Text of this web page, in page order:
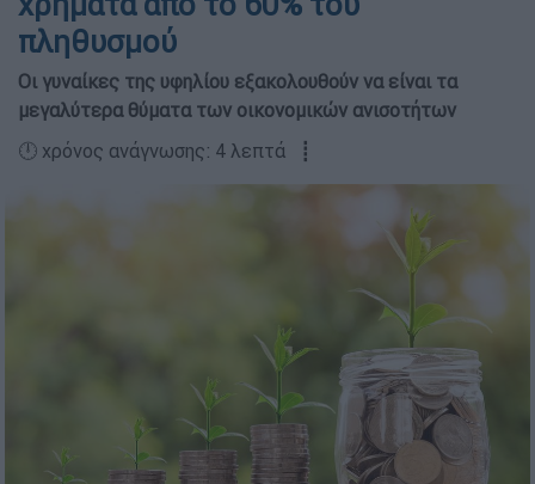
πληθυσμού
Οι γυναίκες της υφηλίου εξακολουθούν να είναι τα
μεγαλύτερα θύματα των οικονομικών ανισοτήτων
🕛 χρόνος ανάγνωσης: 4 λεπτά ┋